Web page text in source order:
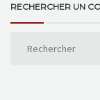
RECHERCHER UN